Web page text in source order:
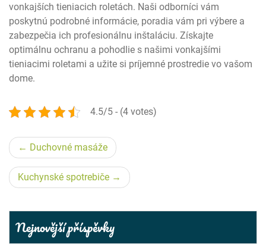
vonkajších tieniacich roletách. Naši odborníci vám
poskytnú podrobné informácie, poradia vám pri výbere a
zabezpečia ich profesionálnu inštaláciu. Získajte
optimálnu ochranu a pohodlie s našimi vonkajšími
tieniacimi roletami a užite si príjemné prostredie vo vašom
dome.
4.5/5 - (4 votes)
Navigace
pro
příspěvek
Duchovné masáže
Kuchynské spotrebiče
Nejnovější příspěvky